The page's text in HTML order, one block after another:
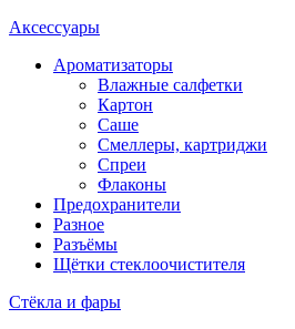
Аксессуары
Ароматизаторы
Влажные салфетки
Картон
Саше
Смеллеры, картриджи
Спреи
Флаконы
Предохранители
Разное
Разъёмы
Щётки стеклоочистителя
Стёкла и фары